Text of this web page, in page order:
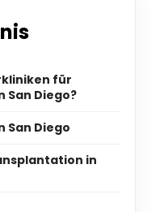
für
Diego?
Diego
in